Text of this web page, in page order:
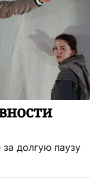
долгую паузу